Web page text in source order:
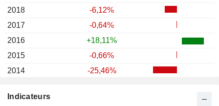
Indicateurs
2018
-6,12%
2017
-0,64%
2016
+18,11%
2015
-0,66%
2014
-25,46%
2012